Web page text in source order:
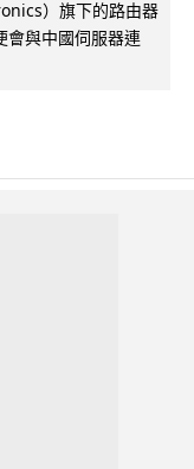
）旗下的路由器
會與中國伺服器連